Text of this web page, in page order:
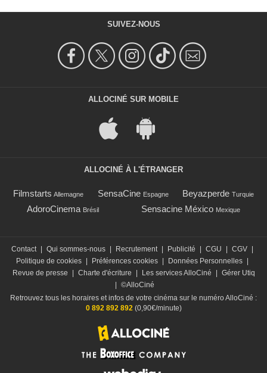
SUIVEZ-NOUS
ALLOCINÉ SUR MOBILE
ALLOCINÉ À L'ÉTRANGER
Filmstarts Allemagne SensaCine Espagne Beyazperde Turquie
AdoroCinema Brésil Sensacine México Mexique
Contact Qui sommes-nous Recrutement Publicité CGU CGV
Politique de cookies
Préférences cookies Données Personnelles
Revue de presse
Charte d'écriture Les services AlloCiné
Gérer Utiq
©AlloCiné
Retrouvez tous les horaires et infos de votre cinéma sur le numéro AlloCiné :
0 892 892 892(0,90€/minute)